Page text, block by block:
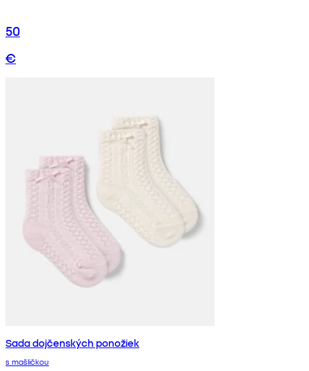
50
€
Sada dojčenských ponožiek
s mašličkou